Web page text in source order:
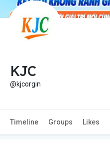
KJC
@kjcorgin
Timeline Groups Likes